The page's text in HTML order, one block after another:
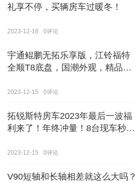
礼享不停，买辆房车过暖冬！
2023-12-18 0评论
宇通鲲鹏无拓乐享版，江铃福特
全顺T8底盘，国潮外观，精品内
2023-12-15 0评论
拓锐斯特房车2023年最后一波福
利来了！年终冲量！8台现车秒杀
2023-12-15 0评论
V90短轴和长轴相差就这么大吗？